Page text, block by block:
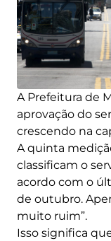
A Prefeitura de
aprovação do
crescendo na
A quinta
classificam o
acordo com o
de outubro.
muito ruim”.
Isso significa